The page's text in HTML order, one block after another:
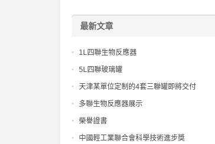
最新文章
1L四聯生物反應器
5L四聯玻璃罐
天津某單位定制的4套三聯罐即將交付
多聯生物反應器展示
榮譽證書
中國輕工業聯合會科學技術進步獎